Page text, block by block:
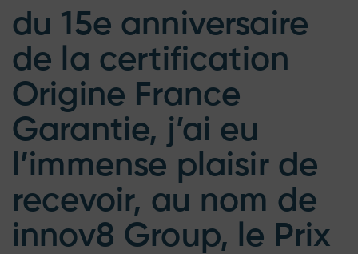
du 15e anniversaire
de la certification
Origine France
Garantie, j’ai eu
l’immense plaisir de
recevoir, au nom de
innov8 Group, le Prix